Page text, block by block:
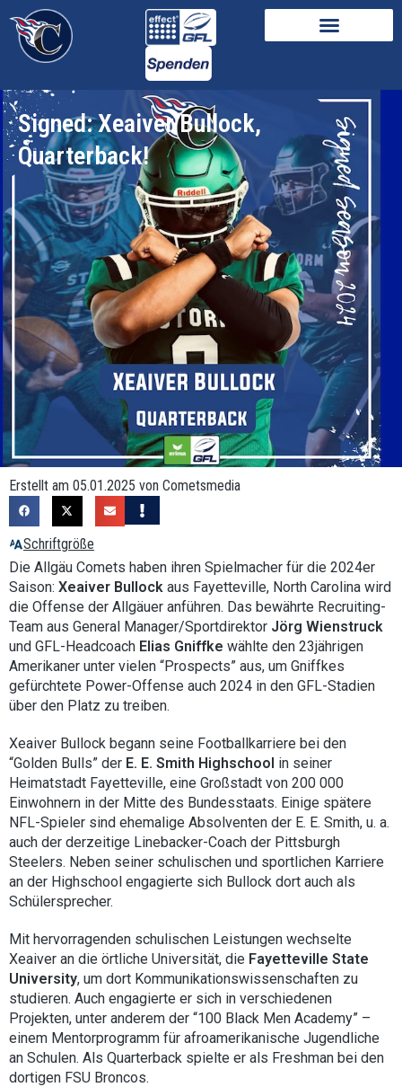
Signed: Xeaiver Bullock,
Quarterback!
Erstellt am 05.01.2025 von Cometsmedia
Schriftgröße
Die Allgäu Comets haben ihren Spielmacher für die 2024er
Saison: Xeaiver Bullock aus Fayetteville, North Carolina wird
die Offense der Allgäuer anführen. Das bewährte Recruiting-
Team aus General Manager/Sportdirektor Jörg Wienstruck
und GFL-Headcoach Elias Gniffke wählte den 23jährigen
Amerikaner unter vielen “Prospects” aus, um Gniffkes
gefürchtete Power-Offense auch 2024 in den GFL-Stadien
über den Platz zu treiben.
Xeaiver Bullock begann seine Footballkarriere bei den
“Golden Bulls” der E. E. Smith Highschool in seiner
Heimatstadt Fayetteville, eine Großstadt von 200 000
Einwohnern in der Mitte des Bundesstaats. Einige spätere
NFL-Spieler sind ehemalige Absolventen der E. E. Smith, u. a.
auch der derzeitige Linebacker-Coach der Pittsburgh
Steelers. Neben seiner schulischen und sportlichen Karriere
an der Highschool engagierte sich Bullock dort auch als
Schülersprecher.
Mit hervorragenden schulischen Leistungen wechselte
Xeaiver an die örtliche Universität, die Fayetteville State
University, um dort Kommunikationswissenschaften zu
studieren. Auch engagierte er sich in verschiedenen
Projekten, unter anderem der “100 Black Men Academy” –
einem Mentorprogramm für afroamerikanische Jugendliche
an Schulen. Als Quarterback spielte er als Freshman bei den
dortigen FSU Broncos.